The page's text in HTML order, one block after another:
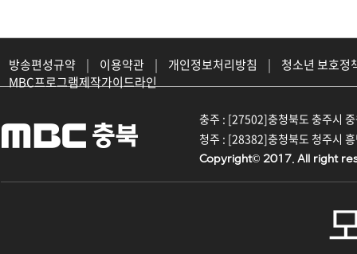
방송편성규약 | 이용약관 | 개인정보처리방침 |
청소년 보호정
MBC프로그램제작가이드라인
충주 : [27502]충청북도 충주시
청주 : [28382]충청북도 청주시
Copyright© 2017. All right